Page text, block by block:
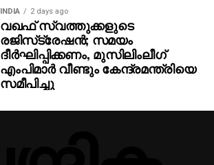
INDIA 2 days ago
വഖഫ് സ്വത്തുക്കളുടെ
രജിസ്‌ട്രേഷന്‍; സമയം
ദീര്‍ഘിപ്പിക്കണം, മുസിലിംലീഗ്
എംപിമാര്‍ വീണ്ടും കേന്ദ്രമന്ത്രിയെ
സമീപിച്ചു